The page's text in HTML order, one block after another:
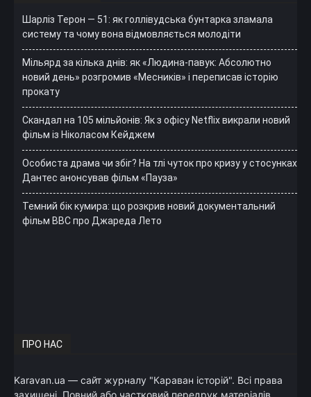
Шарліз Терон — 51: як голлівудська бунтарка зламала
систему та чому вона відмовляється молодіти
Мільярд за кілька днів: як «Людина-павук: Абсолютно
новий день» розгромив «Месників» і переписав історію
прокату
Скандал на 105 мільйонів: Як з офісу Netflix викрали новий
фільм із Ніколасом Кейджем
Особиста драма чи збіг? На тлі чуток про кризу у стосунках
Дантес анонсував фільм «Пауза»
Темний бік кумира: що розкрив новий документальний
фільм ВВС про Джареда Лето
ПРО НАС
Karavan.ua — сайт журналу "Караван історій". Всі права
захищені. Повний або частковий передрук матеріалів